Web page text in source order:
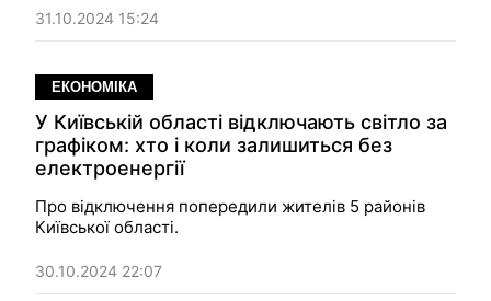
31.10.2024 15:24
ЕКОНОМІКА
У Київській області відключають світло за
графіком: хто і коли залишиться без
електроенергії
Про відключення попередили жителів 5 районів
Київської області.
30.10.2024 22:07